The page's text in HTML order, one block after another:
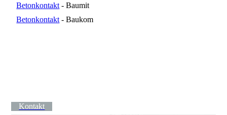
Betonkontakt - Baumit
Betonkontakt - Baukom
Kontakt